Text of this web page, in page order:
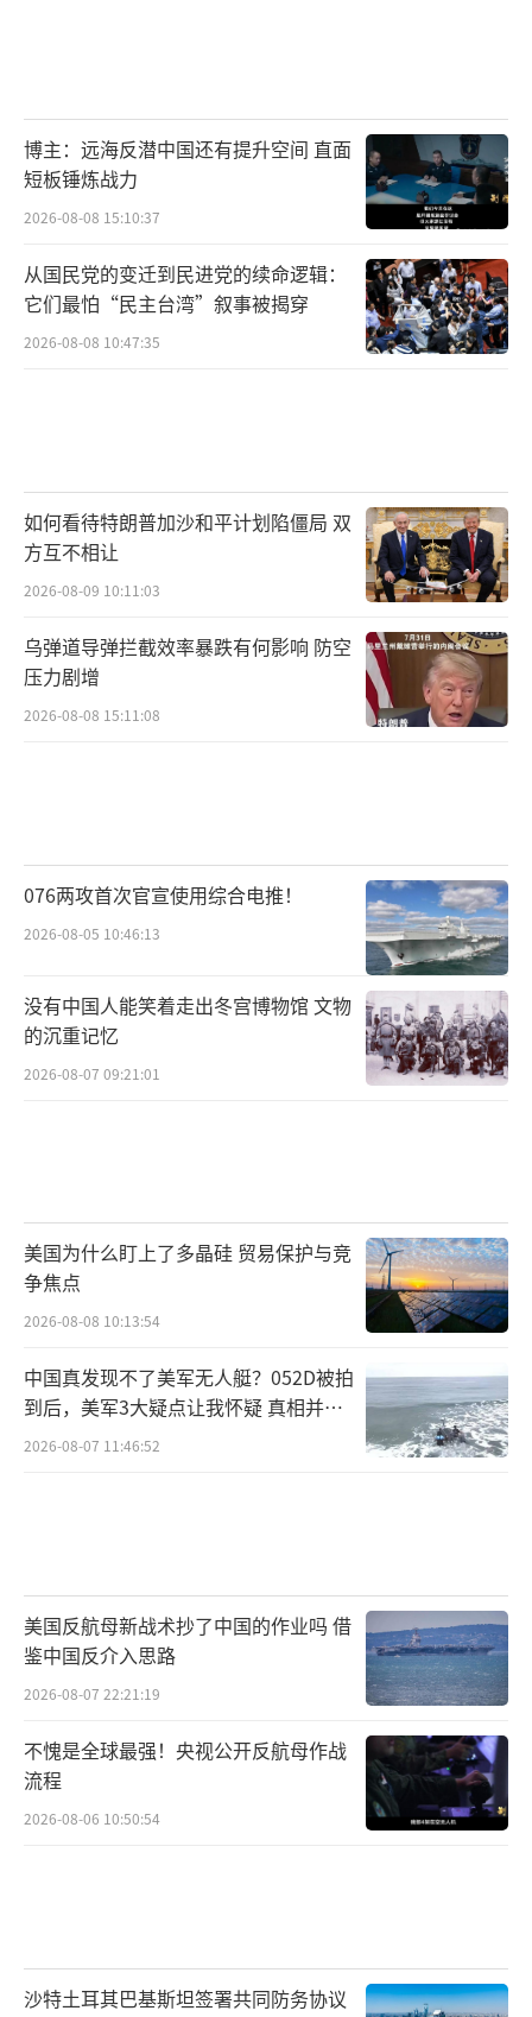
博主：远海反潜中国还有提升空间 直面
短板锤炼战力
2026-08-08 15:10:37
从国民党的变迁到民进党的续命逻辑：
它们最怕“民主台湾”叙事被揭穿
2026-08-08 10:47:35
如何看待特朗普加沙和平计划陷僵局 双
方互不相让
2026-08-09 10:11:03
乌弹道导弹拦截效率暴跌有何影响 防空
压力剧增
2026-08-08 15:11:08
076两攻首次官宣使用综合电推！
2026-08-05 10:46:13
没有中国人能笑着走出冬宫博物馆 文物
的沉重记忆
2026-08-07 09:21:01
美国为什么盯上了多晶硅 贸易保护与竞
争焦点
2026-08-08 10:13:54
中国真发现不了美军无人艇？052D被拍
到后，美军3大疑点让我怀疑 真相并非
如此
2026-08-07 11:46:52
美国反航母新战术抄了中国的作业吗 借
鉴中国反介入思路
2026-08-07 22:21:19
不愧是全球最强！央视公开反航母作战
流程
2026-08-06 10:50:54
沙特土耳其巴基斯坦签署共同防务协议